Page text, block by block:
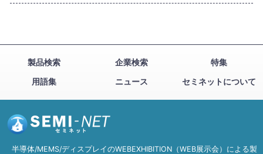
製品検索 企業検索
特集
用語集
ニュース セミネットについて
半導体/MEMS/ディスプレイのWEBEXHIBITION（WEB展示会）による製